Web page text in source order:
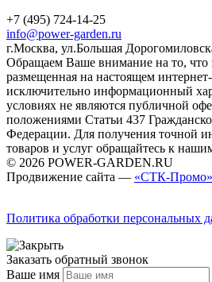
+7 (495) 724-14-25
info@power-garden.ru
г.Москва, ул.Большая
Обращаем Ваше внимание на то, что
размещенная на настоящем
исключительно информационный
условиях не являются публичной
положениями Статьи 437
Федерации. Для получения точной
товаров и услуг обращайтесь к
© 2026 POWER-GARDEN.RU
Продвижение сайта — «СТК-Промо»
Политика обработки персональных
Заказать обратный звонок
Ваше имя